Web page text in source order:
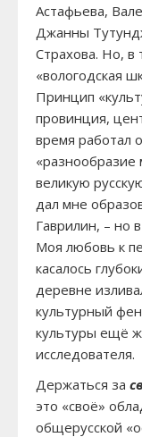
Астафьева,
Джанны
Страхова. Но, в
«вологодская
Принцип
провинция,
время работал
«разнообразие
великую
дал мне
Гаврилин, – но
Моя любовь к
касалось
деревне
культурный
культуры ещё
исследователя.
Держаться за
это «своё»
общерусской